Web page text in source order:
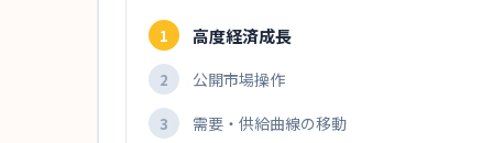
1 高度経済成長
2 公開市場操作
3 需要・供給曲線の移動